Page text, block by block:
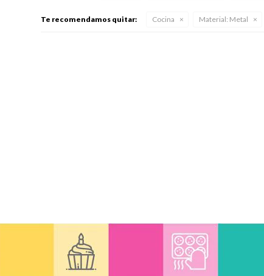
Te recomendamos quitar: Cocina Material: Metal